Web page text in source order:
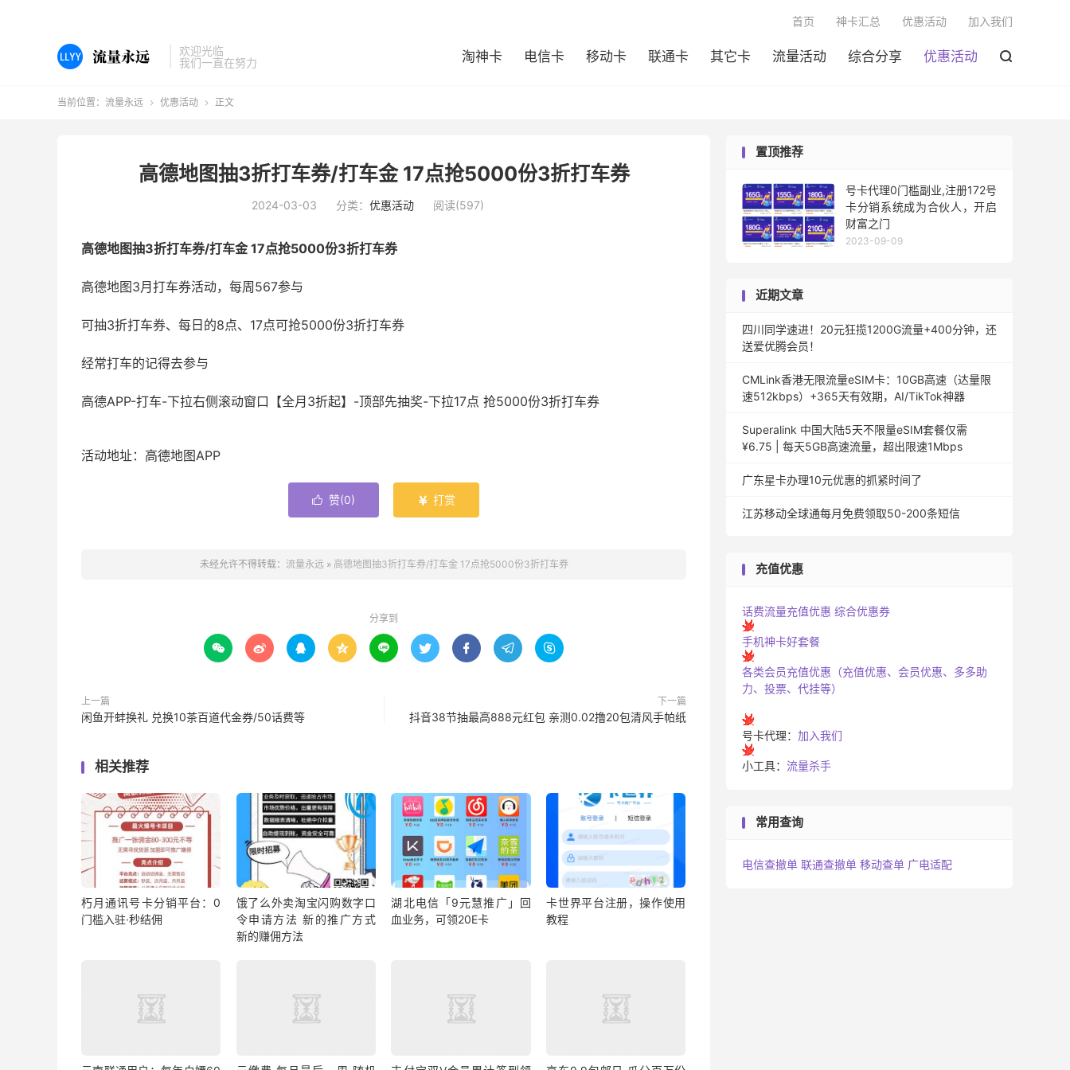
欢迎光临
我们一直在努力
淘神卡 电信卡 移动卡 联通卡 其它卡 流量活动 综合分享 优惠活动 
首页 神卡汇总 优惠活动 加入我们
当前位置： 流量永远  优惠活动  正文
高德地图抽3折打车券/打车金 17点抢5000份3折打车券
2024-03-03 分类： 优惠活动 阅读(597)
高德地图抽3折打车券/打车金 17点抢5000份3折打车券
高德地图3月打车券活动，每周567参与
可抽3折打车券、每日的8点、17点可抢5000份3折打车券
经常打车的记得去参与
高德APP-打车-下拉右侧滚动窗口【全月3折起】-顶部先抽奖-下拉17点 抢5000份3折打车券
活动地址：高德地图APP
 赞(0)  打赏
未经允许不得转载： 流量永远 » 高德地图抽3折打车券/打车金 17点抢5000份3折打车券
分享到
        
上一篇
闲鱼开蚌换礼 兑换10茶百道代金券/50话费等
下一篇
抖音38节抽最高888元红包 亲测0.02撸20包清风手帕纸
相关推荐
朽月通讯号卡分销平台：0
门槛入驻·秒结佣
饿了么外卖淘宝闪购数字口
令申请方法 新的推广方式
新的赚佣方法
湖北电信「9元慧推广」回
血业务，可领20E卡
卡世界平台注册，操作使用
教程
置顶推荐
号卡代理0门槛副业,注册172号
卡分销系统成为合伙人，开启
财富之门
2023-09-09
近期文章
四川同学速进！20元狂揽1200G流量+400分钟，还
送爱优腾会员！
CMLink香港无限流量eSIM卡：10GB高速（达量限
速512kbps）+365天有效期，AI/TikTok神器
Superalink 中国大陆5天不限量eSIM套餐仅需
¥6.75 | 每天5GB高速流量，超出限速1Mbps
广东星卡办理10元优惠的抓紧时间了
江苏移动全球通每月免费领取50-200条短信
充值优惠
话费流量充值优惠 综合优惠券
手机神卡好套餐
各类会员充值优惠（充值优惠、会员优惠、多多助
力、投票、代挂等）
号卡代理： 加入我们
小工具： 流量杀手
常用查询
电信查撤单 联通查撤单 移动查单 广电适配